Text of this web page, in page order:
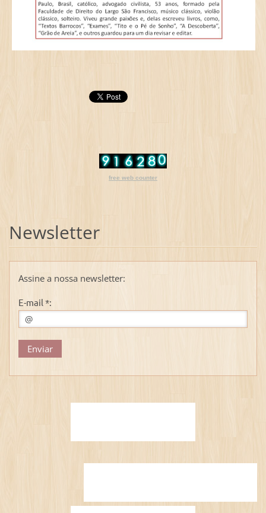
free web counter
Newsletter
Assine a nossa newsletter:
E-mail *: